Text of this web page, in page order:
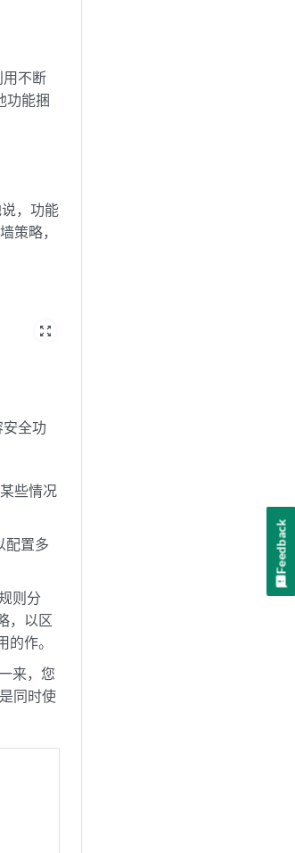
用不断
功能捆
，功能
策略，
zoom_out_map
全功
些情况
配置多
则分
，以区
作。
来，您
同时使
Feedback